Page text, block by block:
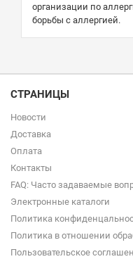
организации по
борьбы с аллергией.
СТРАНИЦЫ
Новости
Доставка
Оплата
Контакты
FAQ: Часто задаваемые
Электронные каталоги
Политика
Политика в отношении
Пользовательское